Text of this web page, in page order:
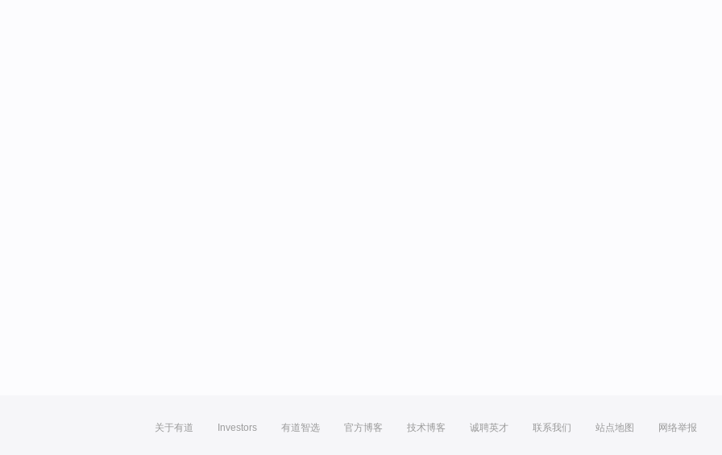
关于有道 Investors 有道智选 官方博客 技术博客 诚聘英才 联系我们 站点地图 网络举报